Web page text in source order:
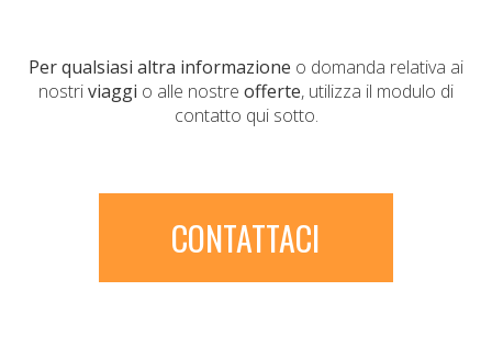
Per qualsiasi altra informazione o domanda relativa ai
nostriviaggi o alle nostre offerte, utilizza il modulo di
contatto qui sotto.
CONTATTACI